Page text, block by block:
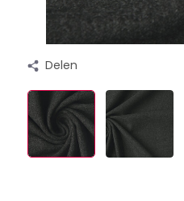
Delen